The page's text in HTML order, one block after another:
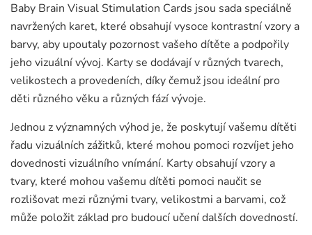
Baby Brain Visual Stimulation Cards jsou sada speciálně
navržených karet, které obsahují vysoce kontrastní vzory a
barvy, aby upoutaly pozornost vašeho dítěte a podpořily
jeho vizuální vývoj. Karty se dodávají v různých tvarech,
velikostech a provedeních, díky čemuž jsou ideální pro
děti různého věku a různých fází vývoje.
Jednou z významných výhod je, že poskytují vašemu dítěti
řadu vizuálních zážitků, které mohou pomoci rozvíjet jeho
dovednosti vizuálního vnímání. Karty obsahují vzory a
tvary, které mohou vašemu dítěti pomoci naučit se
rozlišovat mezi různými tvary, velikostmi a barvami, což
může položit základ pro budoucí učení dalších dovedností.